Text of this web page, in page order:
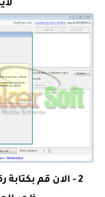
2 - الان قم